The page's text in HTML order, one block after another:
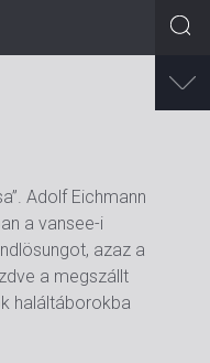
Adolf Eichmann
a vansee-i
azaz a
a megszállt
haláltáborokba